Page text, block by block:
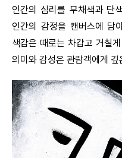
인간의 심리를 무채색과 단
인간의 감정을 캔버스에 담
색감은 때로는 차갑고 거칠
의미와 감성은 관람객에게